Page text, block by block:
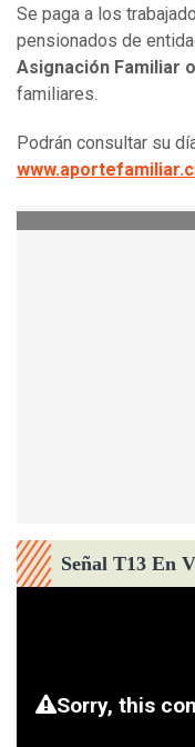
Se paga a los
pensionados de
Asignación Familiar
familiares.
Podrán consultar su
www.aportefamiliar.cl
Señal T13 En